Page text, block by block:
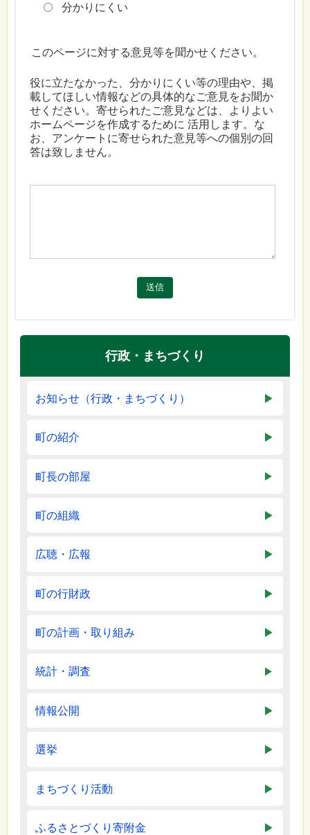
分かりにくい
このページに対する意見等を聞かせください。
役に立たなかった、分かりにくい等の理由や、掲
載してほしい情報などの具体的なご意見をお聞か
せください。寄せられたご意見などは、よりよい
ホームページを作成するために 活用します。な
お、アンケートに寄せられた意見等への個別の回
答は致しません。
送信
行政・まちづくり
お知らせ（行政・まちづくり）
町の紹介
町長の部屋
町の組織
広聴・広報
町の行財政
町の計画・取り組み
統計・調査
情報公開
選挙
まちづくり活動
ふるさとづくり寄附金